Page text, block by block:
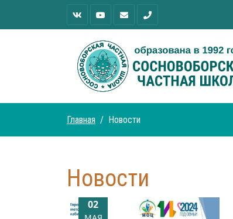
Главная Новости
Новости
02